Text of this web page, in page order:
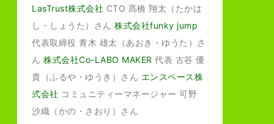
LasTrust株式会社 CTO 髙橋 翔太（たかは
し・しょうた）さん 株式会社funky jump
代表取締役 青木 雄太（あおき・ゆうた）さ
ん 株式会社Co-LABO MAKER 代表 古谷 優
貴（ふるや・ゆうき）さん エンスペース株
式会社 コミュニティーマネージャー 可野
沙織（かの・さおり）さん